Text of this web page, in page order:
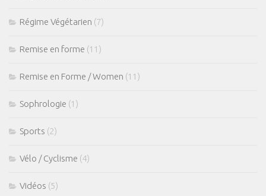
Régime Végétarien (7)
Remise en forme (11)
Remise en Forme / Women (11)
Sophrologie (1)
Sports (2)
Vélo / Cyclisme (4)
Vidéos (5)